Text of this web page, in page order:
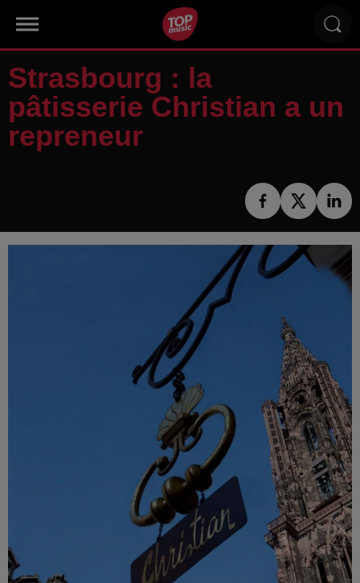
Strasbourg : la
pâtisserie Christian a un
repreneur